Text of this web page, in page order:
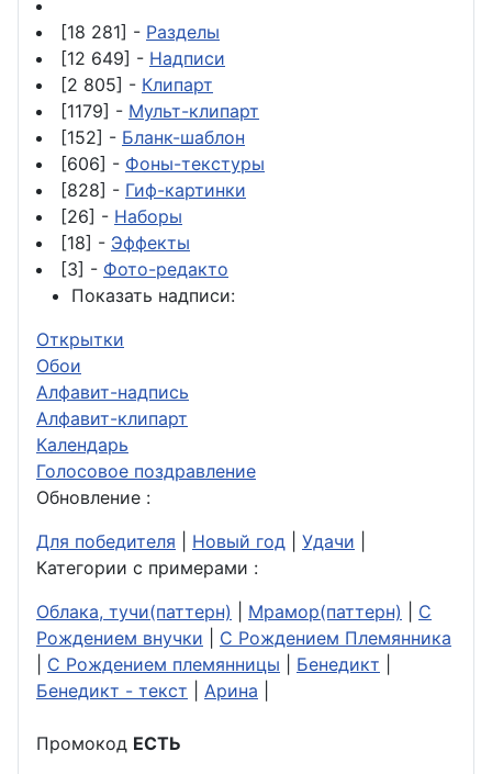
[18 281] - Разделы
[12 649] - Надписи
[2 805] - Клипарт
[1179] - Мульт-клипарт
[152] - Бланк-шаблон
[606] - Фоны-текстуры
[828] - Гиф-картинки
[26] - Наборы
[18] - Эффекты
[3] - Фото-редакто
Показать надписи:
Открытки
Обои
Алфавит-надпись
Алфавит-клипарт
Календарь
Голосовое поздравление
Обновление :
Для победителя
Новый год Удачи
Категории с примерами :
Облака, тучи(паттерн)
Мрамор(паттерн)
С
Рождением внучки
С Рождением Племянника
С Рождением племянницы Бенедикт
Бенедикт - текст
Арина
Промокод ЕСТЬ